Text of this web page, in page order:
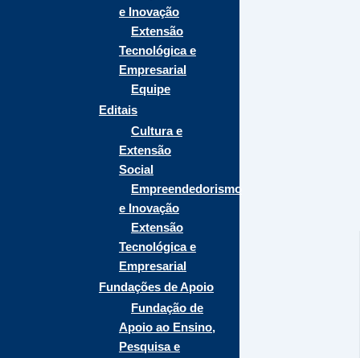
e Inovação
Extensão
Tecnológica e
Empresarial
Equipe
Editais
Cultura e
Extensão
Social
Empreendedorismo
e Inovação
Extensão
Tecnológica e
Empresarial
Fundações de Apoio
Fundação de
Apoio ao Ensino,
Pesquisa e